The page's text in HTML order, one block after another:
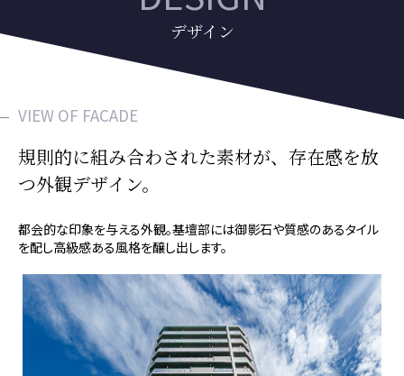
デザイン
VIEW OF FACADE
規則的に組み合わされた素材が、 存在感を放
つ外観デザイン。
都会的な印象を与える外観。基壇部には御影石や質感のあるタイル
を配し高級感ある風格を醸し出します。